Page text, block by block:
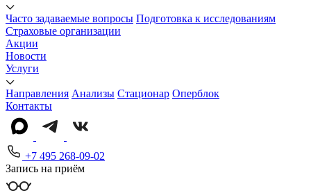
Часто задаваемые вопросы Подготовка к исследованиям
Страховые организации
Акции
Новости
Услуги
Направления Анализы Стационар Оперблок
Контакты
+7 495 268-09-02
Запись на приём